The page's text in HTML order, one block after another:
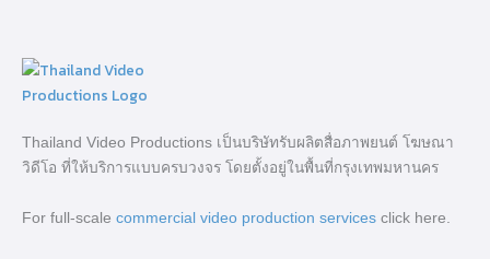
Thailand Video Productions เป็นบริษัทรับผลิตสื่อภาพยนต์ โฆษณา
วิดีโอ ที่ให้บริการแบบครบวงจร โดยตั้งอยู่ในพื้นที่กรุงเทพมหานคร
For full-scale commercial video production services click here.